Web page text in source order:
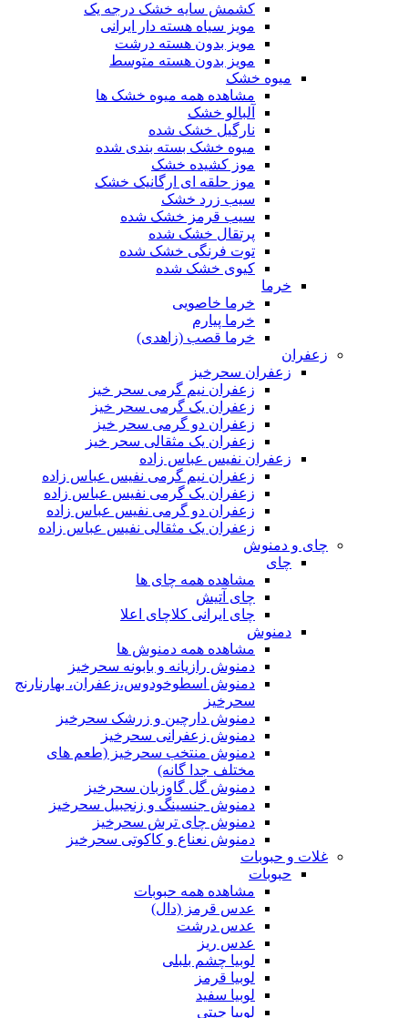
کشمش سایه خشک درجه یک
مویز سیاه هسته دار ایرانی
مویز بدون هسته درشت
مویز بدون هسته متوسط
میوه خشک
مشاهده همه میوه خشک ها
آلبالو خشک
نارگیل خشک شده
میوه خشک بسته بندی شده
موز کشیده خشک
موز حلقه ای ارگانیک خشک
سیب زرد خشک
سیب قرمز خشک شده
پرتقال خشک شده
توت فرنگی خشک شده
کیوی خشک شده
خرما
خرما خاصویی
خرما پیارم
خرما قصب (زاهدی)
زعفران
زعفران سحرخیز
زعفران نیم گرمی سحر خیز
زعفران یک گرمی سحر خیز
زعفران دو گرمی سحر خیز
زعفران یک مثقالی سحر خیز
زعفران نفیس عباس زاده
زعفران نیم گرمی نفیس عباس زاده
زعفران یک گرمی نفیس عباس زاده
زعفران دو گرمی نفیس عباس زاده
زعفران یک مثقالی نفیس عباس زاده
چای و دمنوش
چای
مشاهده همه چای ها
چای آتیش
چای ایرانی کلاچای اعلا
دمنوش
مشاهده همه دمنوش ها
دمنوش رازیانه و بابونه سحرخیز
دمنوش اسطوخودوس،زعفران، بهارنارنج
سحرخیز
دمنوش دارچین و زرشک سحرخیز
دمنوش زعفرانی سحرخیز
دمنوش منتخب سحرخیز (طعم های
مختلف جدا گانه)
دمنوش گل گاوزبان سحرخیز
دمنوش جنسینگ و زنجبیل سحرخیز
دمنوش چای ترش سحرخیز
دمنوش نعناع و کاکوتی سحرخیز
غلات و حبوبات
حبوبات
مشاهده همه حبوبات
عدس قرمز (دال)
عدس درشت
عدس ریز
لوبیا چشم بلبلی
لوبیا قرمز
لوبیا سفید
لوبیا چیتی